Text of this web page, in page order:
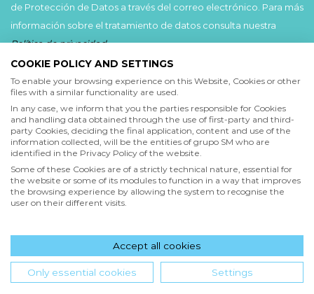
de Protección de Datos a través del correo electrónico. Para más
información sobre el tratamiento de datos consulta nuestra
Política de privacidad.
He leído y acepto lasCondiciones de uso
Política de privacidad
Acepto
Deseo recibir comunicaciones comerciales de grupo SM
Enviar
Hola! ¿en qué podemos ayudarte?
COOKIE POLICY AND SETTINGS
To enable your browsing experience on this Website, Cookies or other
files with a similar functionality are used.
In any case, we inform that you the parties responsible for Cookies
and handling data obtained through the use of first-party and third-
party Cookies, deciding the final application, content and use of the
information collected, will be the entities of grupo SM who are
identified in the Privacy Policy of the website.
Some of these Cookies are of a strictly technical nature, essential for
the website or some of its modules to function in a way that improves
the browsing experience by allowing the system to recognise the
user on their different visits.
Accept all cookies
Only essential cookies Settings